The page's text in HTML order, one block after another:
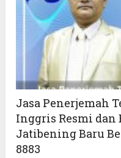
Jasa Penerjemah
Inggris Resmi dan
Jatibening Baru
8883